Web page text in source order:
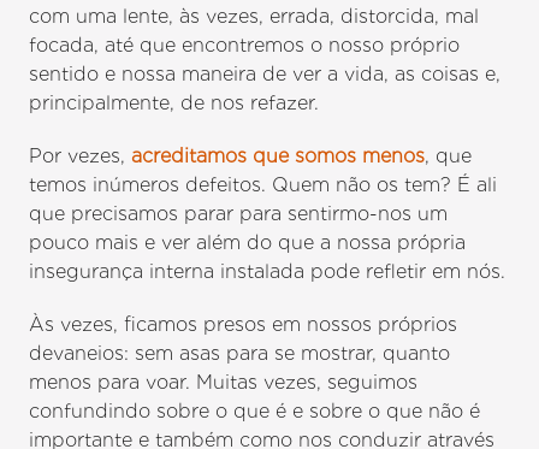
com uma lente, às vezes, errada, distorcida, mal
focada, até que encontremos o nosso próprio
sentido e nossa maneira de ver a vida, as coisas e,
principalmente, de nos refazer.
Por vezes, acreditamos que somos menos, que
temos inúmeros defeitos. Quem não os tem? É ali
que precisamos parar para sentirmo-nos um
pouco mais e ver além do que a nossa própria
insegurança interna instalada pode refletir em nós.
Às vezes, ficamos presos em nossos próprios
devaneios: sem asas para se mostrar, quanto
menos para voar. Muitas vezes, seguimos
confundindo sobre o que é e sobre o que não é
importante e também como nos conduzir através